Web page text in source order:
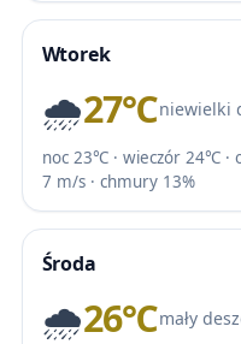
Wtorek
🌧️27℃niewielki
noc 23℃ · wieczór 24℃ ·
7 m/s · chmury 13%
Środa
🌧️26℃mały